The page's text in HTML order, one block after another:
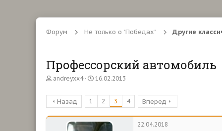
Форум Не только о "Победах" Другие
Профессорский автомобиль
А
т
о
р
т
andreyxx4
Д
т
н
а
16.02.2013
Назад 1 2 3 4 Вперед
22.04.2018